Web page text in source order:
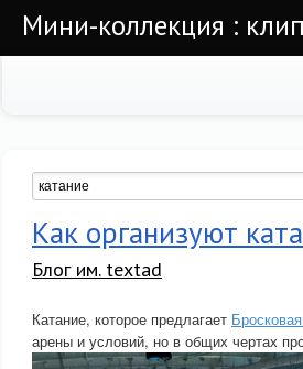
Мини-коллекция :
Как организуют
Блог им. textad
Катание, которое предлагает
арены и условий, но в общих чертах